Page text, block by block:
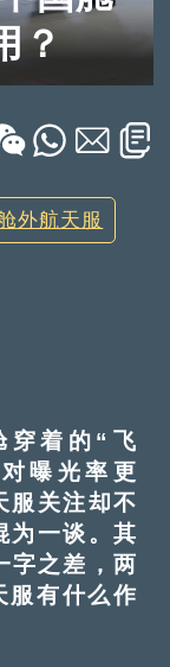
？
外航天服
着的“飞
曝光率更
服关注却不
为一谈。其
字之差，两
服有什么作